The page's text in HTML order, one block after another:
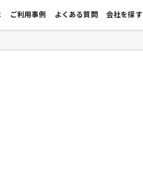
ご利用事例 よくある質問 会社を探す